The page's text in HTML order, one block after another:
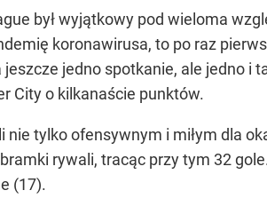
był wyjątkowy pod wieloma
koronawirusa, to po raz
jedno spotkanie, ale jedno
City o kilkanaście punktów.
nie tylko ofensywnym i miłym dla
rywali, tracąc przy tym 32
(17).